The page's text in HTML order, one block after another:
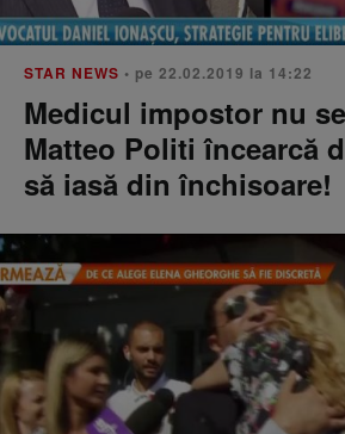
STAR NEWS • pe 22.02.2019 la 14:22
Medicul impostor nu
Matteo Politi încearcă
să iasă din închisoare!